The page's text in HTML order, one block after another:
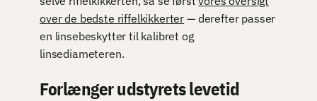
over de bedste riffelkikkerter— derefter passer
en linsebeskytter til kalibret og
linsediameteren.
Forlænger udstyrets levetid